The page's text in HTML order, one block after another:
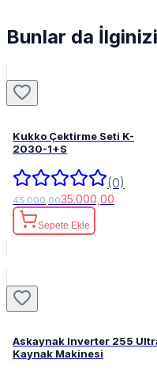
Bunlar da
Kukko Çektirme Seti K-
2030-1+S
(0)
45.000,0035.000,00
Sepete Ekle
Askaynak Inverter 255
Kaynak Makinesi